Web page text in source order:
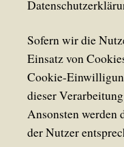
Sofern wir die
Einsatz von
Cookie-
dieser
Ansonsten werden
der Nutzer